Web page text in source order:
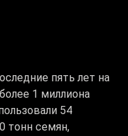
пять лет на
1 миллиона
54
тонн семян,